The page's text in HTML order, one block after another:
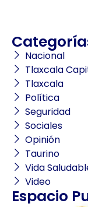
Nacional
Tlaxcala
Tlaxcala
Política
Seguridad
Sociales
Opinión
Taurino
Vida
Video
Espacio